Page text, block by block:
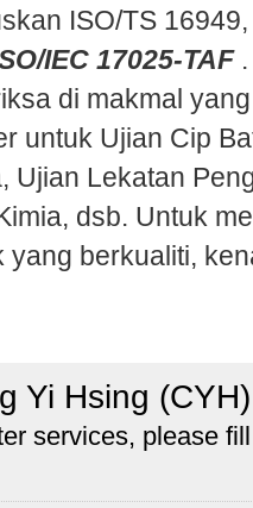
ISO/TS
IEC 17025-TAF.
di makmal
untuk Ujian Cip
Ujian Lekatan
dsb. Untuk
yang berkualiti,